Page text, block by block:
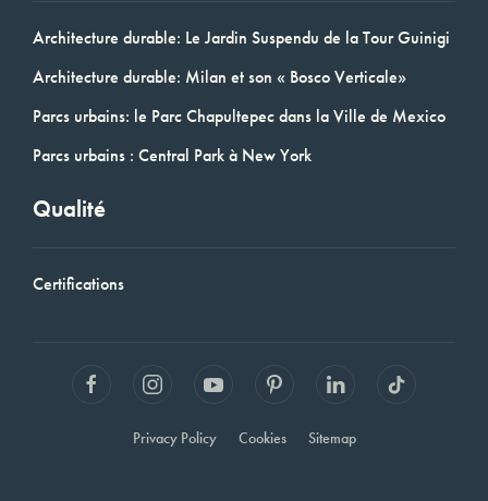
Architecture durable: Le Jardin Suspendu de la Tour Guinigi
Architecture durable: Milan et son « Bosco Verticale»
Parcs urbains: le Parc Chapultepec dans la Ville de Mexico
Parcs urbains : Central Park à New York
Qualité
Certifications
Privacy Policy Cookies Sitemap